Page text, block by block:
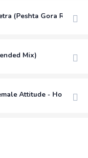
(Peshta Gora Remix)
Mix)
Attitude - Hold Me